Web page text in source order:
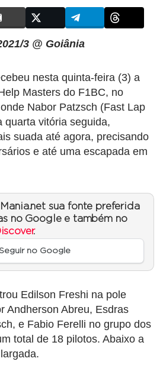
3 @ Goiânia
nesta quinta-feira (3) a
Masters do F1BC, no
Nabor Patzsch (Fast Lap
quarta vitória seguida,
suada até agora, precisando
e até uma escapada em
sua fonte preferida
no Google e também no
.
no Google
Edilson Freshi na pole
Andherson Abreu, Esdras
e Fabio Ferelli no grupo dos
total de 18 pilotos. Abaixo a